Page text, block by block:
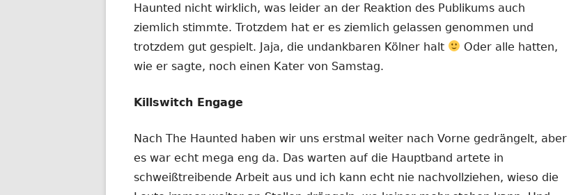
Haunted nicht wirklich, was leider an der Reaktion des Publikums auch
ziemlich stimmte. Trotzdem hat er es ziemlich gelassen genommen und
trotzdem gut gespielt. Jaja, die undankbaren Kölner halt
Oder alle hatten,
wie er sagte, noch einen Kater von Samstag.
Killswitch Engage
Nach The Haunted haben wir uns erstmal weiter nach Vorne gedrängelt, aber
es war echt mega eng da. Das warten auf die Hauptband artete in
schweißtreibende Arbeit aus und ich kann echt nie nachvollziehen, wieso die